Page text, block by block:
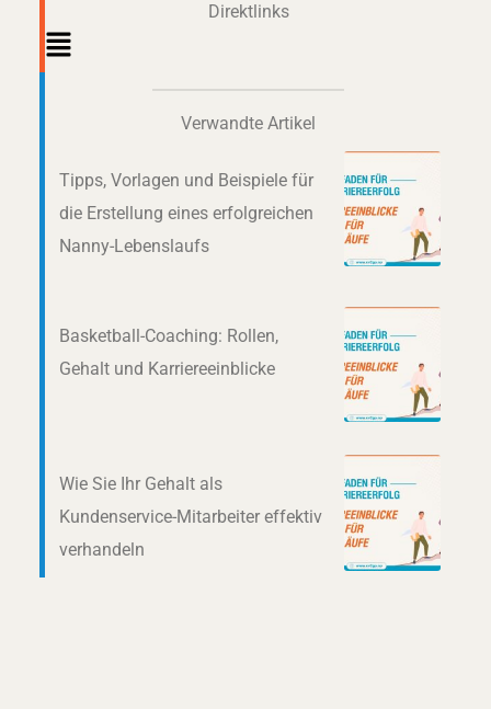
Direktlinks
Main
Verwandte Artikel
Tipps, Vorlagen und Beispiele für
die Erstellung eines erfolgreichen
Nanny-Lebenslaufs
Basketball-Coaching: Rollen,
Gehalt und Karriereeinblicke
Wie Sie Ihr Gehalt als
Kundenservice-Mitarbeiter effektiv
verhandeln